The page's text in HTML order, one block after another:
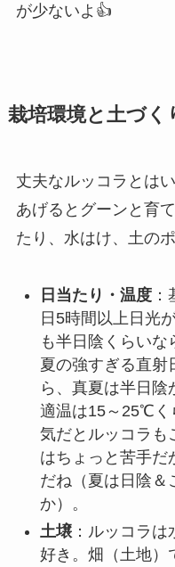
が少ないよ👍
栽培環境と土づく
丈夫なルッコラとはい
あげるとグーンと育
たり、水はけ、土の
日当たり・温度：
日5時間以上日光
も半日陰くらいな
夏の強すぎる直射
ら、真夏は半日
適温は15～25℃く
気だとルッコラも
はちょっと苦手だ
だね（夏は日陰＆
か）。
土壌：ルッコラは
好き。畑（土地）